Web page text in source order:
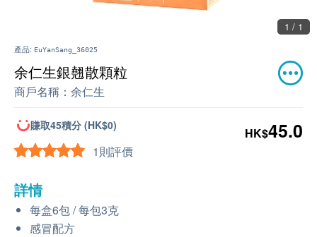
1 / 1
產品: EuYanSang_36025
余仁生銀翹散顆粒
商戶名稱： 余仁生
賺取45積分 (HK$0)
1則評價
HK$45.0
詳情
每盒6包 / 每包3克
感冒配方